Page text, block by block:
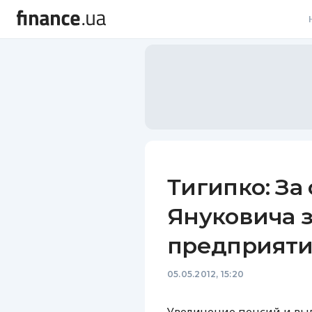
Тигипко:
Януковича
05.05.2012, 15:20